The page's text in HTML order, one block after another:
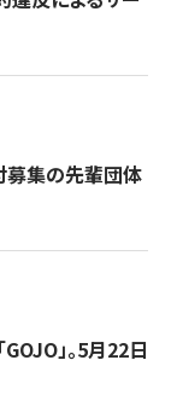
募集の先輩団体
」。5月22日